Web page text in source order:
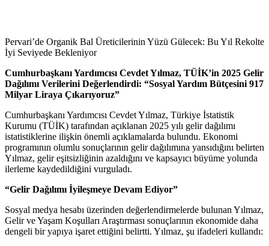
Pervari’de Organik Bal Üreticilerinin Yüzü Gülecek: Bu Yıl Rekolte
İyi Seviyede Bekleniyor
Cumhurbaşkanı Yardımcısı Cevdet Yılmaz, TÜİK’in 2025 Gelir
Dağılımı Verilerini Değerlendirdi: “Sosyal Yardım Bütçesini 917
Milyar Liraya Çıkarıyoruz”
Cumhurbaşkanı Yardımcısı Cevdet Yılmaz, Türkiye İstatistik
Kurumu (TÜİK) tarafından açıklanan 2025 yılı gelir dağılımı
istatistiklerine ilişkin önemli açıklamalarda bulundu. Ekonomi
programının olumlu sonuçlarının gelir dağılımına yansıdığını belirten
Yılmaz, gelir eşitsizliğinin azaldığını ve kapsayıcı büyüme yolunda
ilerleme kaydedildiğini vurguladı.
“Gelir Dağılımı İyileşmeye Devam Ediyor”
Sosyal medya hesabı üzerinden değerlendirmelerde bulunan Yılmaz,
Gelir ve Yaşam Koşulları Araştırması sonuçlarının ekonomide daha
dengeli bir yapıya işaret ettiğini belirtti. Yılmaz, şu ifadeleri kullandı: